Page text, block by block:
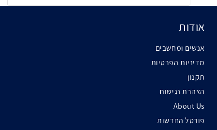
אודות
אנשים ומחשבים
מדיניות הפרטיות
תקנון
הצהרת נגישות
About Us
פורטל החדשות